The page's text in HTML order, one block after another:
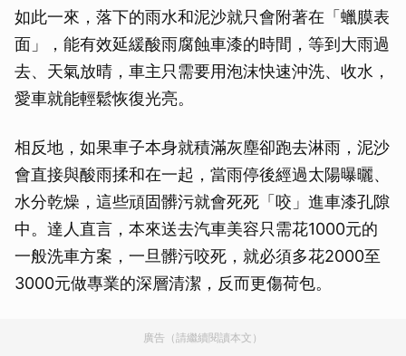
如此一來，落下的雨水和泥沙就只會附著在「蠟膜表
面」，能有效延緩酸雨腐蝕車漆的時間，等到大雨過
去、天氣放晴，車主只需要用泡沫快速沖洗、收水，
愛車就能輕鬆恢復光亮。
相反地，如果車子本身就積滿灰塵卻跑去淋雨，泥沙
會直接與酸雨揉和在一起，當雨停後經過太陽曝曬、
水分乾燥，這些頑固髒污就會死死「咬」進車漆孔隙
中。達人直言，本來送去汽車美容只需花1000元的
一般洗車方案，一旦髒污咬死，就必須多花2000至
3000元做專業的深層清潔，反而更傷荷包。
廣告（請繼續閱讀本文）